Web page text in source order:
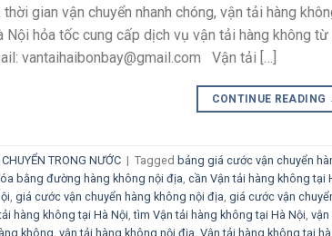
gian vận chuyển nhanh chóng, vận tải hàng
Nội hỏa tốc cung cấp dịch vụ vận tải hàng không
vantaihaibonbay@gmail.com Vận tải […]
CONTINUE READING
TRONG NƯỚC | Tagged bảng giá cước vận chuyển
bằng đường hàng không nội địa, cần Vận tải hàng không tại
, giá cước vận chuyển hàng không nội địa, giá cước vận
hàng không tại Hà Nội,tìm Vận tải hàng không tại Hà Nội,
không, vận tải hàng không nội địa, Vận tải hàng không tại